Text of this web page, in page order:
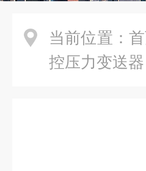
当前位置：
控压力变送器